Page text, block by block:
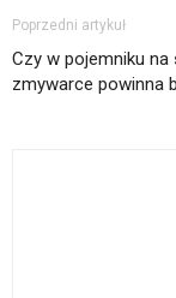
Poprzedni artykuł
Czy w pojemniku na
zmywarce powinna